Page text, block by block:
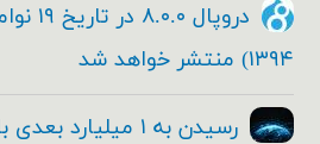
۱۳۹۴) منتشر خواهد شد
رسیدن به ۱ میلیارد بعدی با دروپال